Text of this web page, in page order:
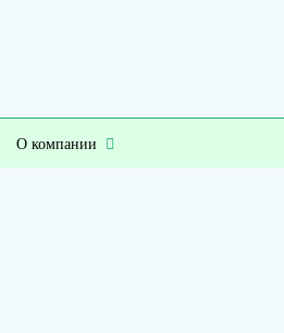
О компании